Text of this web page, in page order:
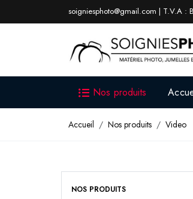
soigniesphoto@gmail.com | T.V.A :
Nos produits
Accueil Nos produits Video
NOS PRODUITS